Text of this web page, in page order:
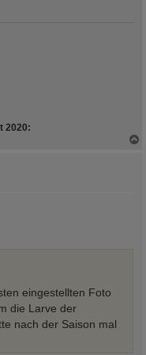
2020:
eingestellten Foto
die Larve der
nach der Saison mal